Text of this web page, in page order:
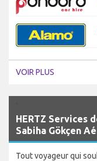
VOIR PLUS
HERTZ Services
Sabiha Gökçen
Tout voyageur qui